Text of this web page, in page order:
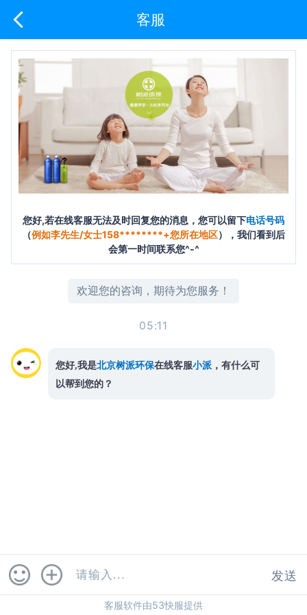
客服
下拉刷新
您好,若在线客服无法及时回复您的消息，您可以留下电话号码
（例如李先生/女士158********+您所在地区），我们看到后
会第一时间联系您^-^
欢迎您的咨询，期待为您服务！
05:11
您好,我是北京树派环保在线客服小派，有什么可
以帮到您的？
发送
客服软件由53快服提供